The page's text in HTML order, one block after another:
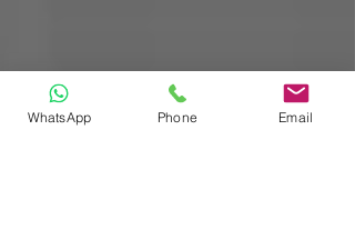
WhatsApp Phone Email